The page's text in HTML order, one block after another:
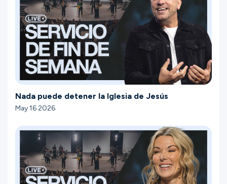
Nada puede detener la Iglesia de Jesús
May 16 2026